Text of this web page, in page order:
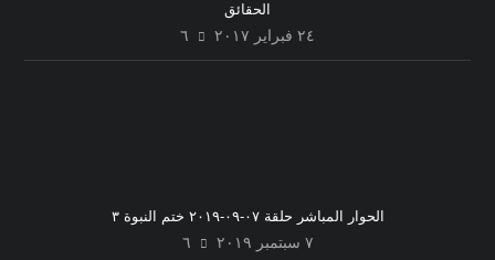
الحقائق
٢٤ فبراير ٢٠١٧ ٦
الحوار المباشر حلقة ٠٧-٠٩-٢٠١٩ ختم النبوة ٣
٧ سبتمبر ٢٠١٩ ٦